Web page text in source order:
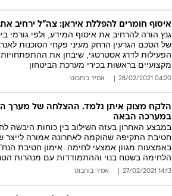
איסוף חומרים להפללת איראן: צה"ל ירחיב את
גנץ הורה להרחיב את איסוף המידע, ולפי גורמי
של הסכם הגרעין הרחק מעיני פקחי הסוכנות
הפעילות לדרג אסטרטגי, שיבחן את ההתפתחויות
מקצועיים בראשות בכירי מערכת הביטחון
04:20 28/02/2021 אמיר בוחבוט
הלקח מצוק איתן נלמד. ההצלחה של מערך
במערכה הבאה
במבצע האחרון בעזה השילוב בין כוחות היבשה
חטיבת התקיפה שהוקמה לאחרונה אמורה לייצר
באמצעות מגוון אמצעי לחימה. אימון חטיבת
הלחימה בשטח בנוי וההתמודדות עם מנהרות
14:13 27/02/2021 אמיר בוחבוט